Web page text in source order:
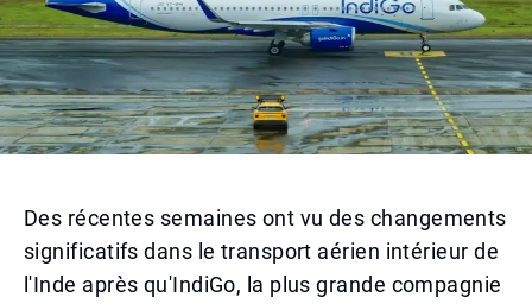
Des récentes semaines ont vu des changements
significatifs dans le transport aérien intérieur de
l'Inde après qu'IndiGo, la plus grande compagnie